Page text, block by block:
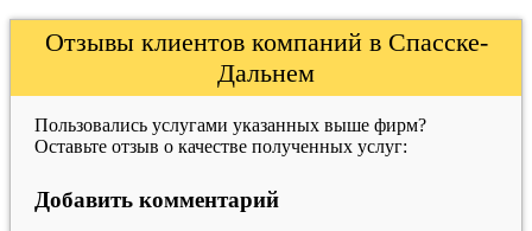
Отзывы клиентов компаний в Спасске-
Дальнем
Пользовались услугами указанных выше фирм?
Оставьте отзыв о качестве полученных услуг:
Добавить комментарий